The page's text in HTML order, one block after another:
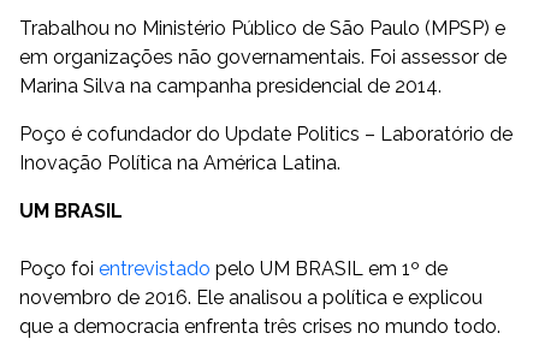
Trabalhou no Ministério Público de São Paulo (MPSP) e
em organizações não governamentais. Foi assessor de
Marina Silva na campanha presidencial de 2014.
Poço é cofundador do Update Politics – Laboratório de
Inovação Política na América Latina.
UM BRASIL
Poço foi entrevistado pelo UM BRASIL em 1º de
novembro de 2016. Ele analisou a política e explicou
que a democracia enfrenta três crises no mundo todo.